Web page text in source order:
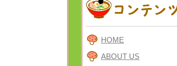
HOME
ABOUT US